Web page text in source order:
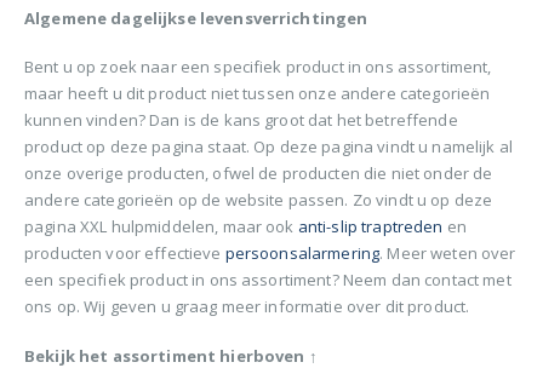
op
productpagina
Algemene dagelijkse levensverrichtingen
Bent u op zoek naar een specifiek product in ons assortiment,
maar heeft u dit product niet tussen onze andere categorieën
kunnen vinden? Dan is de kans groot dat het betreffende
product op deze pagina staat. Op deze pagina vindt u namelijk al
onze overige producten, ofwel de producten die niet onder de
andere categorieën op de website passen. Zo vindt u op deze
pagina XXL hulpmiddelen, maar ook anti-slip traptreden en
producten voor effectieve persoonsalarmering. Meer weten over
een specifiek product in ons assortiment? Neem dan contact met
ons op. Wij geven u graag meer informatie over dit product.
Bekijk het assortiment hierboven ↑